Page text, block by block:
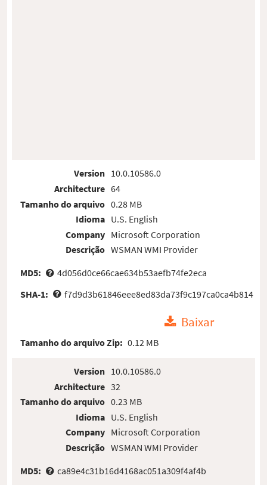
Version
Architecture
Tamanho do arquivo
Idioma
Company
Descrição
10.0.10586.0
64
0.28 MB
U.S. English
Microsoft Corporation
WSMAN WMI Provider
MD5:
4d056d0ce66cae634b53aefb74fe2eca
SHA-1:
f7d9d3b61846eee8ed83da73f9c197ca0ca4b814
Baixar
Tamanho do arquivo Zip: 0.12 MB
Version
Architecture
Tamanho do arquivo
Idioma
Company
Descrição
10.0.10586.0
32
0.23 MB
U.S. English
Microsoft Corporation
WSMAN WMI Provider
MD5:
ca89e4c31b16d4168ac051a309f4af4b